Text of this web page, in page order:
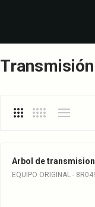
Arbol de
EQUIPO ORIGINAL -